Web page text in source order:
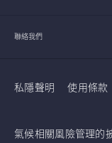
聯絡我們
私隱聲明 使用條款
氣候相關風險管理的